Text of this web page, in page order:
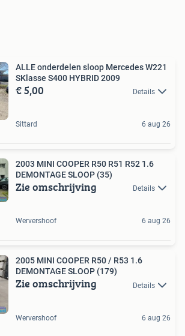
ALLE onderdelen sloop Mercedes W221
SKlasse S400 HYBRID 2009
€ 5,00 Details
Sittard 6 aug 26
2003 MINI COOPER R50 R51 R52 1.6
DEMONTAGE SLOOP (35)
Zie omschrijving Details
Wervershoof 6 aug 26
2005 MINI COOPER R50 / R53 1.6
DEMONTAGE SLOOP (179)
Zie omschrijving Details
Wervershoof 6 aug 26